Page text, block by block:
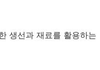
생선과 재료를 활용하는